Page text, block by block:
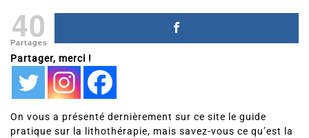
40
Partages
Partager, merci !
On vous a présenté dernièrement sur ce site le guide
pratique sur la lithothérapie, mais savez-vous ce qu’est la